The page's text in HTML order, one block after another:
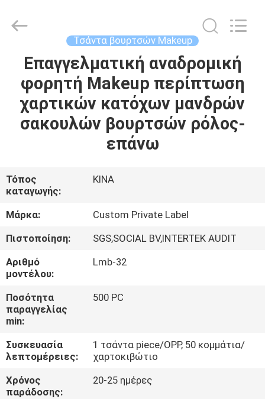
ΣΠΊΤΙ
ΠΡΟΪΌΝΤΑ
ΓΎΡΟΣ
ΕΡΓΟΣΤΑΣΊΩΝ
ΠΟΙΟΤΙΚΌΣ
ΈΛΕΓΧΟΣ
SITEMAP
PRIVACY
Reserved.
Τσάντα βουρτσών Makeup
Επαγγελματική αναδρομική
φορητή Makeup περίπτωση
χαρτικών κατόχων μανδρών
σακουλών βουρτσών ρόλος-
επάνω
Τόπος
καταγωγής:
ΚΙΝΑ
Μάρκα:
Custom Private Label
Πιστοποίηση:
SGS,SOCIAL BV,INTERTEK AUDIT
Αριθμό
μοντέλου:
Lmb-32
Ποσότητα
παραγγελίας
min:
500 PC
Συσκευασία
λεπτομέρειες:
1 τσάντα piece/OPP, 50 κομμάτια/
χαρτοκιβώτιο
Χρόνος
παράδοσης:
20-25 ημέρες